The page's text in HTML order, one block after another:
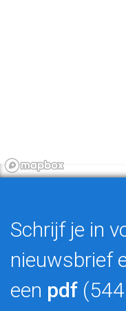
Schrijf je in
nieuwsbrief
een pdf